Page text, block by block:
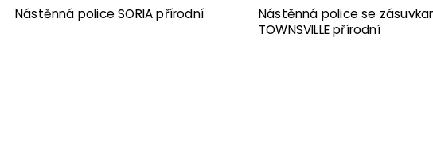
Nástěnná police SORIA přírodní
Nástěnná police se
TOWNSVILLE přírodní